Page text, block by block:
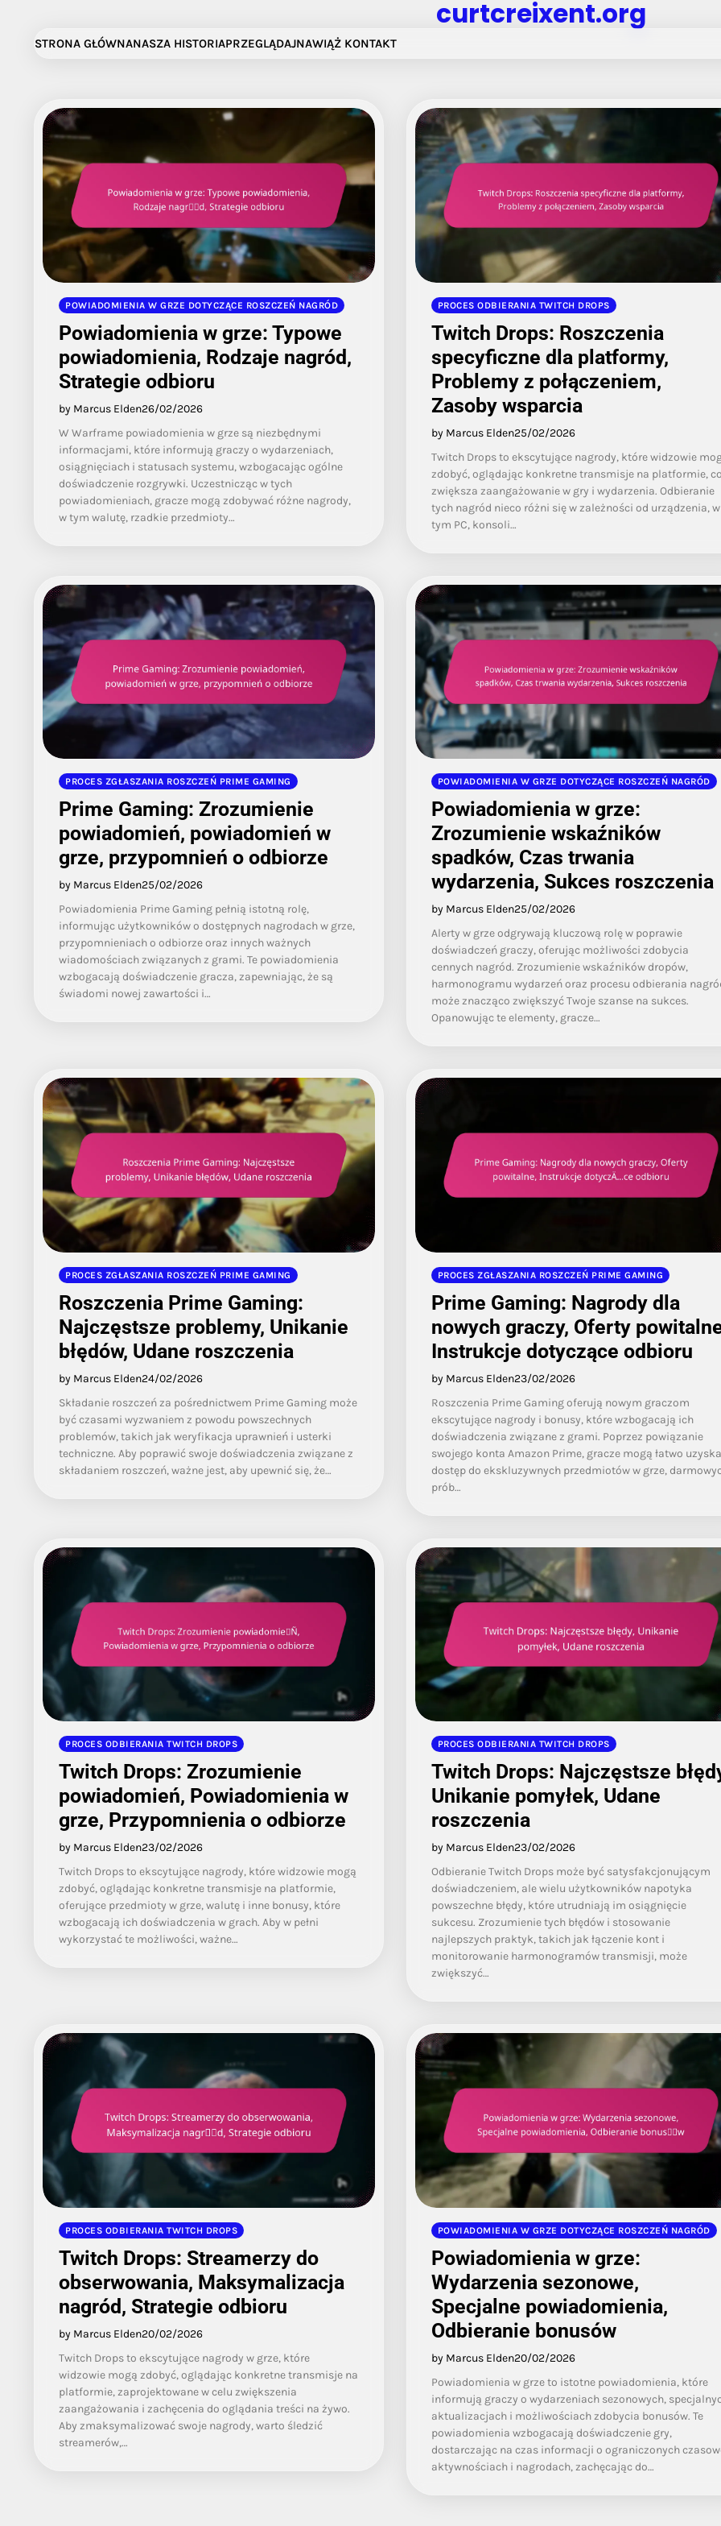
content
curtcreixent.org
STRONA GŁÓWNANASZA HISTORIAPRZEGLĄDAJNAWIĄŻ KONTAKT
POWIADOMIENIA W GRZE DOTYCZĄCE ROSZCZEŃ NAGRÓD
Powiadomienia w grze: Typowe
powiadomienia, Rodzaje nagród,
Strategie odbioru
by Marcus Elden26/02/2026
W Warframe powiadomienia w grze są niezbędnymi
informacjami, które informują graczy o wydarzeniach,
osiągnięciach i statusach systemu, wzbogacając ogólne
doświadczenie rozgrywki. Uczestnicząc w tych
powiadomieniach, gracze mogą zdobywać różne nagrody,
w tym walutę, rzadkie przedmioty…
PROCES ODBIERANIA TWITCH DROPS
Twitch Drops: Roszczenia
specyficzne dla platformy,
Problemy z połączeniem,
Zasoby wsparcia
by Marcus Elden25/02/2026
Twitch Drops to ekscytujące nagrody, które widzowie
zdobyć, oglądając konkretne transmisje na platformie,
zwiększa zaangażowanie w gry i wydarzenia. Odbieranie
tych nagród nieco różni się w zależności od urządzenia, w
tym PC, konsoli…
PROCES ZGŁASZANIA ROSZCZEŃ PRIME GAMING
Prime Gaming: Zrozumienie
powiadomień, powiadomień w
grze, przypomnień o odbiorze
by Marcus Elden25/02/2026
Powiadomienia Prime Gaming pełnią istotną rolę,
informując użytkowników o dostępnych nagrodach w grze,
przypomnieniach o odbiorze oraz innych ważnych
wiadomościach związanych z grami. Te powiadomienia
wzbogacają doświadczenie gracza, zapewniając, że są
świadomi nowej zawartości i…
POWIADOMIENIA W GRZE DOTYCZĄCE ROSZCZEŃ NAGRÓD
Powiadomienia w grze:
Zrozumienie wskaźników
spadków, Czas trwania
wydarzenia, Sukces roszczenia
by Marcus Elden25/02/2026
Alerty w grze odgrywają kluczową rolę w poprawie
doświadczeń graczy, oferując możliwości zdobycia
cennych nagród. Zrozumienie wskaźników dropów,
harmonogramu wydarzeń oraz procesu odbierania
może znacząco zwiększyć Twoje szanse na sukces.
Opanowując te elementy, gracze…
PROCES ZGŁASZANIA ROSZCZEŃ PRIME GAMING
Roszczenia Prime Gaming:
Najczęstsze problemy, Unikanie
błędów, Udane roszczenia
by Marcus Elden24/02/2026
Składanie roszczeń za pośrednictwem Prime Gaming może
być czasami wyzwaniem z powodu powszechnych
problemów, takich jak weryfikacja uprawnień i usterki
techniczne. Aby poprawić swoje doświadczenia związane z
składaniem roszczeń, ważne jest, aby upewnić się, że…
PROCES ZGŁASZANIA ROSZCZEŃ PRIME GAMING
Prime Gaming: Nagrody dla
nowych graczy, Oferty
Instrukcje dotyczące odbioru
by Marcus Elden23/02/2026
Roszczenia Prime Gaming oferują nowym graczom
ekscytujące nagrody i bonusy, które wzbogacają ich
doświadczenia związane z grami. Poprzez powiązanie
swojego konta Amazon Prime, gracze mogą łatwo
dostęp do ekskluzywnych przedmiotów w grze,
prób…
PROCES ODBIERANIA TWITCH DROPS
Twitch Drops: Zrozumienie
powiadomień, Powiadomienia w
grze, Przypomnienia o odbiorze
by Marcus Elden23/02/2026
Twitch Drops to ekscytujące nagrody, które widzowie mogą
zdobyć, oglądając konkretne transmisje na platformie,
oferujące przedmioty w grze, walutę i inne bonusy, które
wzbogacają ich doświadczenia w grach. Aby w pełni
wykorzystać te możliwości, ważne…
PROCES ODBIERANIA TWITCH DROPS
Twitch Drops: Najczęstsze
Unikanie pomyłek, Udane
roszczenia
by Marcus Elden23/02/2026
Odbieranie Twitch Drops może być satysfakcjonującym
doświadczeniem, ale wielu użytkowników napotyka
powszechne błędy, które utrudniają im osiągnięcie
sukcesu. Zrozumienie tych błędów i stosowanie
najlepszych praktyk, takich jak łączenie kont i
monitorowanie harmonogramów transmisji, może
zwiększyć…
PROCES ODBIERANIA TWITCH DROPS
Twitch Drops: Streamerzy do
obserwowania, Maksymalizacja
nagród, Strategie odbioru
by Marcus Elden20/02/2026
Twitch Drops to ekscytujące nagrody w grze, które
widzowie mogą zdobyć, oglądając konkretne transmisje na
platformie, zaprojektowane w celu zwiększenia
zaangażowania i zachęcenia do oglądania treści na żywo.
Aby zmaksymalizować swoje nagrody, warto śledzić
streamerów,…
POWIADOMIENIA W GRZE DOTYCZĄCE ROSZCZEŃ NAGRÓD
Powiadomienia w grze:
Wydarzenia sezonowe,
Specjalne powiadomienia,
Odbieranie bonusów
by Marcus Elden20/02/2026
Powiadomienia w grze to istotne powiadomienia, które
informują graczy o wydarzeniach sezonowych,
aktualizacjach i możliwościach zdobycia bonusów. Te
powiadomienia wzbogacają doświadczenie gry,
dostarczając na czas informacji o ograniczonych
aktywnościach i nagrodach, zachęcając do…